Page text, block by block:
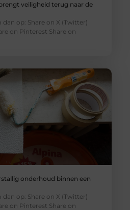
veiligheid terug naar de
dan op: Share on X (Twitter)
on Pinterest Share on
onderhoud binnen een
dan op: Share on X (Twitter)
on Pinterest Share on